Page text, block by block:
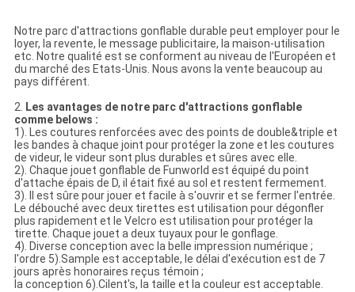
Notre parc d'attractions gonflable durable peut employer pour le
loyer, la revente, le message publicitaire, la maison-utilisation
etc. Notre qualité est se conforment au niveau de l'Européen et
du marché des Etats-Unis. Nous avons la vente beaucoup au
pays différent.
2. Les avantages de notre parc d'attractions gonflable
comme belows :
1). Les coutures renforcées avec des points de double&triple et
les bandes à chaque joint pour protéger la zone et les coutures
de videur, le videur sont plus durables et sûres avec elle.
2). Chaque jouet gonflable de Funworld est équipé du point
d'attache épais de D, il était fixé au sol et restent fermement.
3). Il est sûre pour jouer et facile à s'ouvrir et se fermer l'entrée.
Le débouché avec deux tirettes est utilisation pour dégonfler
plus rapidement et le Velcro est utilisation pour protéger la
tirette. Chaque jouet a deux tuyaux pour le gonflage.
4). Diverse conception avec la belle impression numérique ;
l'ordre 5).Sample est acceptable, le délai d'exécution est de 7
jours après honoraires reçus témoin ;
la conception 6).Cilent's, la taille et la couleur est acceptable.